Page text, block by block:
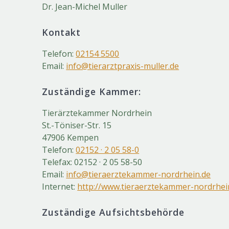
Dr. Jean-Michel Muller
Kontakt
Telefon:02154 5500
Email: info@tierarztpraxis-muller.de
Zuständige Kammer:
Tierärztekammer Nordrhein
St.-Töniser-Str. 15
47906 Kempen
Telefon:02152 · 2 05 58-0
Telefax: 02152 · 2 05 58-50
Email: info@tieraerztekammer-nordrhein.de
Internet: http://www.tieraerztekammer-
Zuständige Aufsichtsbehörde